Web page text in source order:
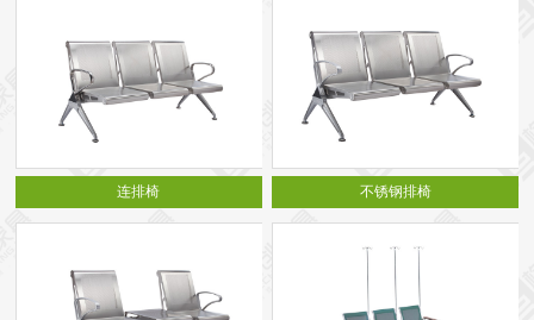
连排椅 不锈钢排椅